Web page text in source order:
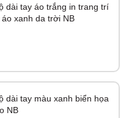
dài tay áo trắng in trang trí
xanh da trời NB
dài tay màu xanh biển họa
NB